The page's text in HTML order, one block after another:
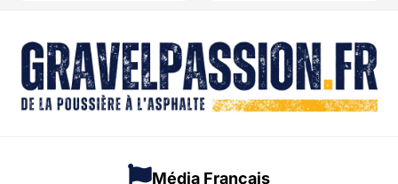
Média Français